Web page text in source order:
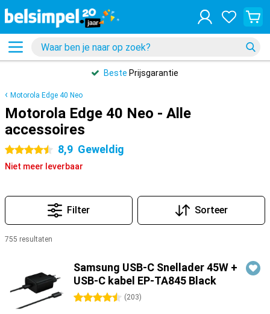
Beste Prijsgarantie
Motorola Edge 40 Neo
Motorola Edge 40 Neo - Alle
accessoires
4.5 sterren 8,9 Geweldig
Niet meer leverbaar
Filter Sorteer
755 resultaten
Samsung USB-C Snellader 45W +
USB-C kabel EP-TA845 Black
4.5 sterren (203)